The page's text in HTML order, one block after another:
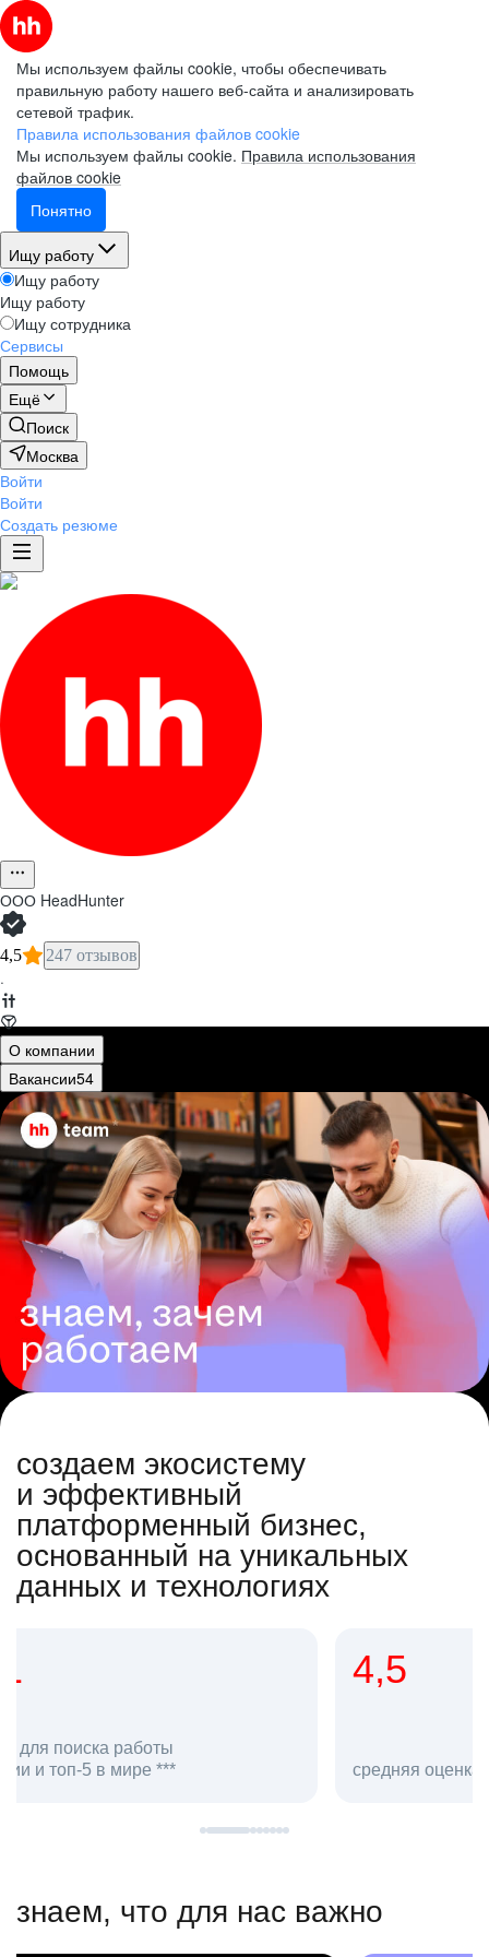
Мы используем файлы cookie, чтобы обеспечивать
правильную работу нашего веб-сайта и анализировать
сетевой трафик.
Правила использования файлов cookie
Мы используем файлы cookie. Правила использования
файлов cookie
Понятно
Ищу работу
Ищу работу
Ищу работу
Ищу сотрудника
Сервисы
Помощь
Ещё
Поиск
Москва
Войти
Войти
Создать резюме
ООО HeadHunter
4,5 247 отзывов
·
О компании
Вакансии54
создаем экосистему
и эффективный
платформенный бизнес,
основанный на уникальных
данных и технологиях
средняя оценка hh.ru как работодателя **
в hh.ru
знаем, что для нас важно